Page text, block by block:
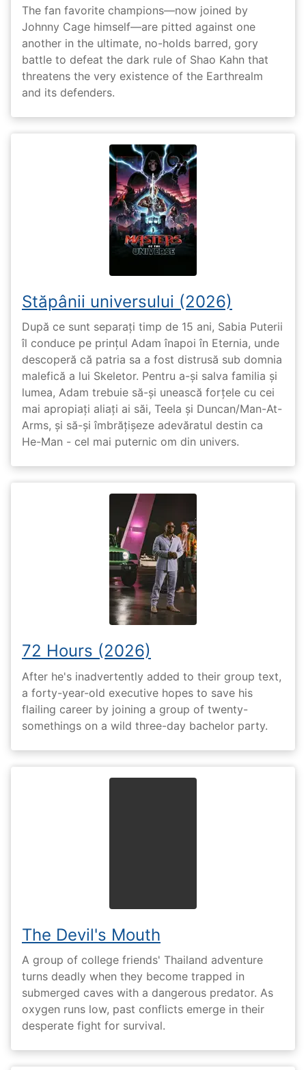
The fan favorite champions—now joined by
Johnny Cage himself—are pitted against one
another in the ultimate, no-holds barred, gory
battle to defeat the dark rule of Shao Kahn that
threatens the very existence of the Earthrealm
and its defenders.
Stăpânii universului (2026)
După ce sunt separați timp de 15 ani, Sabia Puterii
îl conduce pe prințul Adam înapoi în Eternia, unde
descoperă că patria sa a fost distrusă sub domnia
malefică a lui Skeletor. Pentru a-și salva familia și
lumea, Adam trebuie să-și unească forțele cu cei
mai apropiați aliați ai săi, Teela și Duncan/Man-At-
Arms, și să-și îmbrățișeze adevăratul destin ca
He-Man - cel mai puternic om din univers.
72 Hours (2026)
After he's inadvertently added to their group text,
a forty-year-old executive hopes to save his
flailing career by joining a group of twenty-
somethings on a wild three-day bachelor party.
The Devil's Mouth
A group of college friends' Thailand adventure
turns deadly when they become trapped in
submerged caves with a dangerous predator. As
oxygen runs low, past conflicts emerge in their
desperate fight for survival.